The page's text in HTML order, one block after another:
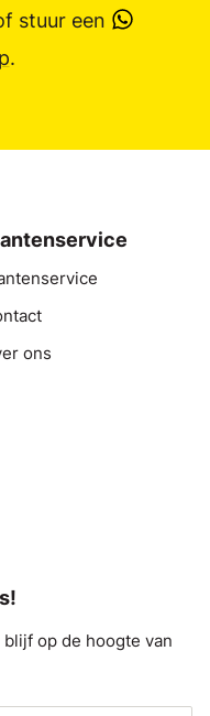
stuur een
.
ons
op de hoogte van